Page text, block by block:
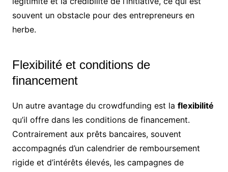
souvent un obstacle pour des entrepreneurs en
herbe.
Flexibilité et conditions de
financement
Un autre avantage du crowdfunding est la flexibilité
qu’il offre dans les conditions de financement.
Contrairement aux prêts bancaires, souvent
accompagnés d’un calendrier de remboursement
rigide et d’intérêts élevés, les campagnes de